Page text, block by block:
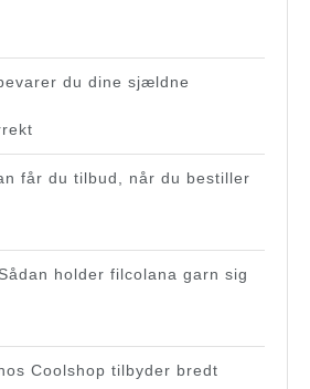
du dine sjældne
får du tilbud, når du bestiller
holder filcolana garn sig
Coolshop tilbyder bredt